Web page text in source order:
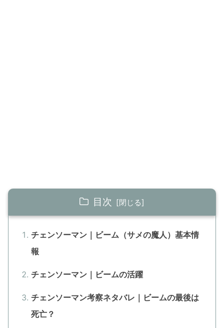
目次
チェンソーマン｜ビーム（サメの魔人）基本情
報
チェンソーマン｜ビームの活躍
チェンソーマン考察ネタバレ｜ビームの最後は
死亡？